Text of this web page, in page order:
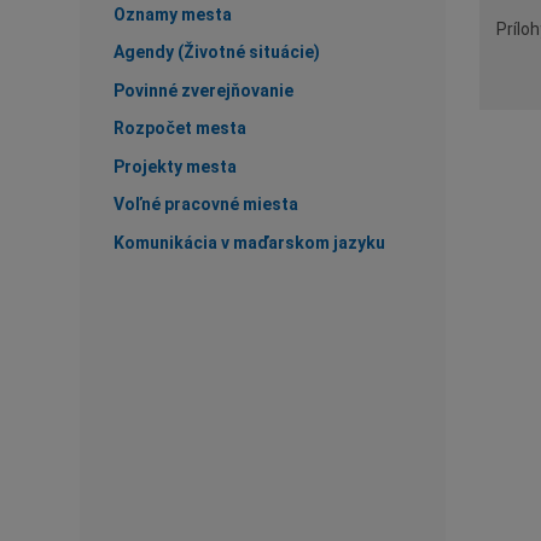
Oznamy mesta
Agendy (Životné situácie)
Povinné zverejňovanie
Rozpočet mesta
Projekty mesta
Voľné pracovné miesta
Komunikácia v maďarskom jazyku